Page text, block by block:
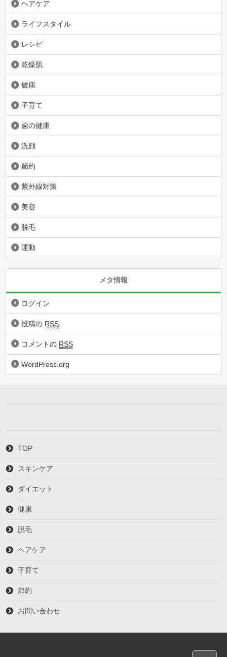
ヘアケア
ライフスタイル
レシピ
乾燥肌
健康
子育て
歯の健康
洗顔
節約
紫外線対策
美容
脱毛
運動
メタ情報
ログイン
投稿の RSS
コメントの RSS
WordPress.org
TOP
スキンケア
ダイエット
健康
脱毛
ヘアケア
子育て
節約
お問い合わせ